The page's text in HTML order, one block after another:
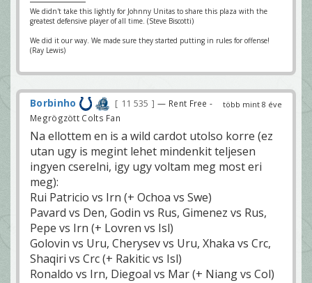
We didn't take this lightly for Johnny Unitas to share this plaza with the
greatest defensive player of all time. (Steve Biscotti)
We did it our way. We made sure they started putting in rules for offense!
(Ray Lewis)
több mint 8 éve
Borbinho 11 535
— Rent Free -
Megrögzött Colts Fan
Na ellottem en is a wild cardot utolso korre (ez
utan ugy is megint lehet mindenkit teljesen
ingyen cserelni, igy ugy voltam meg most eri
meg):
Rui Patricio vs Irn (+ Ochoa vs Swe)
Pavard vs Den, Godin vs Rus, Gimenez vs Rus,
Pepe vs Irn (+ Lovren vs Isl)
Golovin vs Uru, Cherysev vs Uru, Xhaka vs Crc,
Shaqiri vs Crc (+ Rakitic vs Isl)
Ronaldo vs Irn, Diegoal vs Mar (+ Niang vs Col)